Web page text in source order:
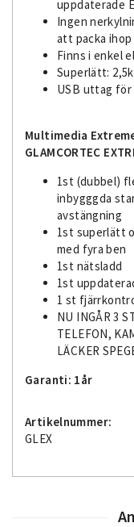
uppdaterade
Ingen
att packa ihop
Finns i enkel
Superlätt:
USB uttag för
Multimedia
GLAMCORTEC
1st (dubbel)
inbygggda
avstängning
1st superlätt
med fyra ben
1st nätsladd
1st
1 st
NU INGÅR 3
TELEFON,
LÄCKER
Garanti: 1år
Artikelnummer:
GLEX